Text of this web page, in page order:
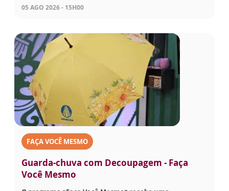
05 AGO 2026 - 15H00
FAÇA VOCÊ MESMO
Guarda-chuva com Decoupagem - Faça
Você Mesmo